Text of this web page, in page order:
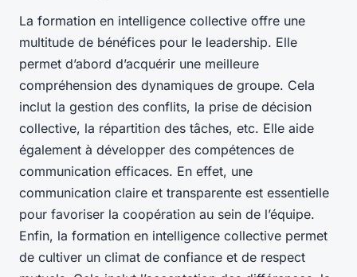
La formation en intelligence collective offre une
multitude de bénéfices pour le leadership. Elle
permet d’abord d’acquérir une meilleure
compréhension des dynamiques de groupe. Cela
inclut la gestion des conflits, la prise de décision
collective, la répartition des tâches, etc. Elle aide
également à développer des compétences de
communication efficaces. En effet, une
communication claire et transparente est essentielle
pour favoriser la coopération au sein de l’équipe.
Enfin, la formation en intelligence collective permet
de cultiver un climat de confiance et de respect